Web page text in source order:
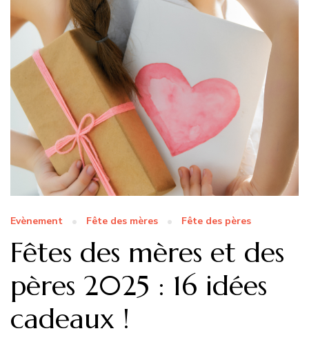
Evènement Fête des mères Fête des pères
Fêtes des mères et des
pères 2025 : 16 idées
cadeaux !